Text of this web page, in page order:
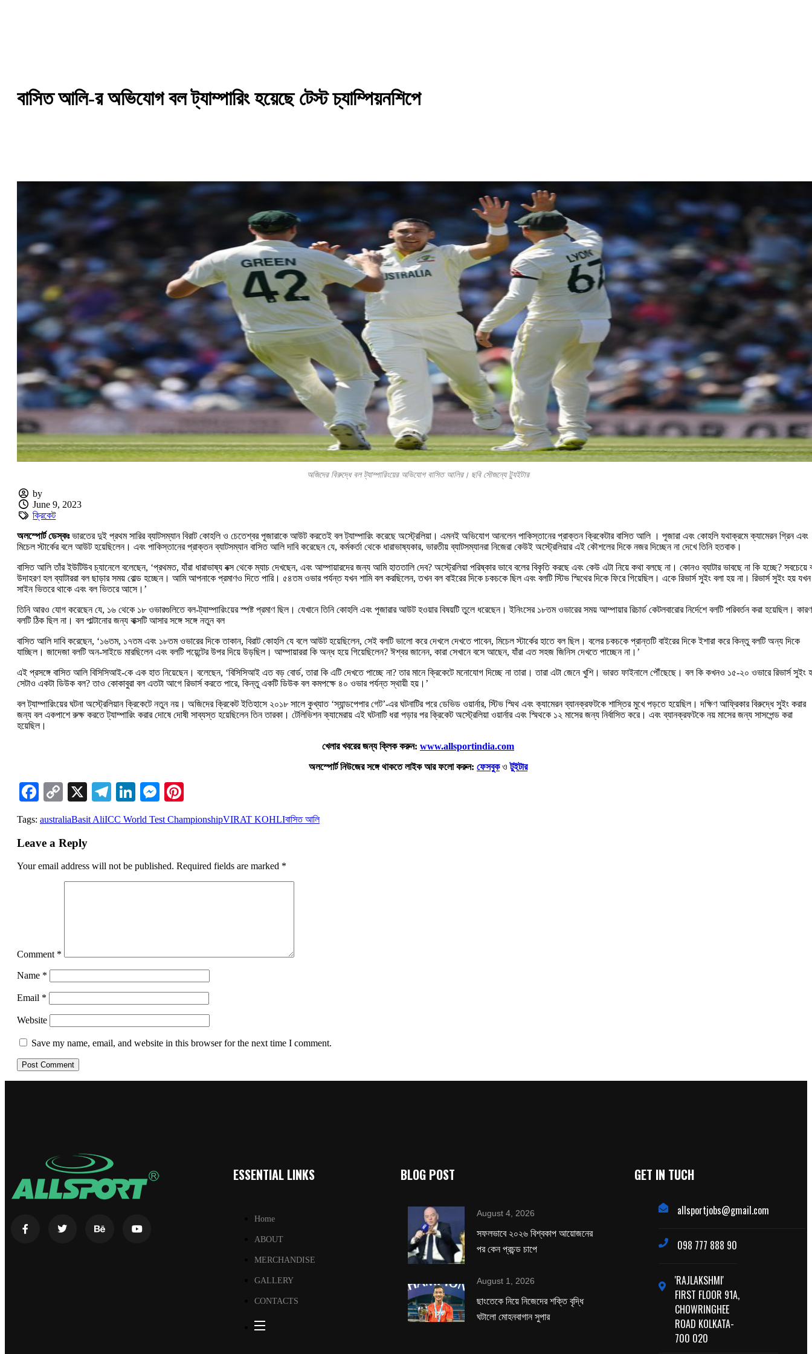
বাসিত আলি-র অভিযোগ বল ট্যাম্পারিং হয়েছে টেস্ট চ্যাম্পিয়নশিপে
অজিদের বিরুদ্ধে বল ট্যাম্পারিংয়ের অভিযোগ বাসিত আলির। ছবি সৌজন্যে ট্যুইটার
by
June 9, 2023
ক্রিকেট
অলস্পোর্ট ডেস্কঃভারতের দুই প্রথম সারির ব্যাটসম্যান বিরাট কোহলি ও চেতেশ্বর পূজারাকে আউট করতেই বল ট্যাম্পারিং করেছে অস্ট্রেলিয়া। এমনই অভিযোগ আনলেন পাকিস্তানের প্রাক্তন ক্রিকেটার বাসিত আলি । পূজারা এবং কোহলি যথাক্রমে ক্যামেরন গ্রিন এবং
মিচেল স্টার্কের বলে আউট হয়েছিলেন। এবং পাকিস্তানের প্রাক্তন ব্যাটসম্যান বাসিত আলি দাবি করেছেন যে, কর্মকর্তা থেকে ধারাভাষ্যকার, ভারতীয় ব্যাটসম্যানরা নিজেরা কেউই অস্ট্রেলিয়ার এই কৌশলের দিকে নজর দিচ্ছেন না দেখে তিনি হতবাক।
বাসিত আলি তাঁর ইউটিউব চ্যানেলে বলেছেন, ‘প্রথমত, যাঁরা ধারাভাষ্য বক্স থেকে ম্যাচ দেখছেন, এবং আম্পায়ারদের জন্য আমি হাততালি দেব? অস্ট্রেলিয়া পরিষ্কার ভাবে বলের বিকৃতি করছে এবং কেউ এটা নিয়ে কথা বলছে না। কোনও ব্যাটার ভাবছে না কি হচ্ছে? সবচেয়ে
উদাহরণ হল ব্যাটাররা বল ছাড়ার সময় বোল্ড হচ্ছেন। আমি আপনাকে প্রমাণও দিতে পারি। ৫৪তম ওভার পর্যন্ত যখন শামি বল করছিলেন, তখন বল বাইরের দিকে চকচকে ছিল এবং বলটি স্টিভ স্মিথের দিকে ফিরে গিয়েছিল। একে রিভার্স সুইং বলা হয় না। রিভার্স সুইং হয় যখন
সাইন ভিতরে থাকে এবং বল ভিতরে আসে।’
তিনি আরও যোগ করেছেন যে, ১৬ থেকে ১৮ ওভারগুলিতে বল-ট্যাম্পারিংয়ের স্পষ্ট প্রমাণ ছিল। যেখানে তিনি কোহলি এবং পূজারার আউট হওয়ার বিষয়টি তুলে ধরেছেন। ইনিংসের ১৮তম ওভারের সময় আম্পায়ার রিচার্ড কেটলবারোর নির্দেশে বলটি পরিবর্তন করা হয়েছিল। কারণ
বলটি ঠিক ছিল না। বল পাল্টানোর জন্য বাক্সটি আসার সঙ্গে সঙ্গে নতুন বল
বাসিত আলি দাবি করেছেন, ‘১৬তম, ১৭তম এবং ১৮তম ওভারের দিকে তাকান, বিরাট কোহলি যে বলে আউট হয়েছিলেন, সেই বলটি ভালো করে দেখলে দেখতে পাবেন, মিচেল স্টার্কের হাতে বল ছিল। বলের চকচকে প্রান্তটি বাইরের দিকে ইশারা করে কিন্তু বলটি অন্য দিকে
যাচ্ছিল। জাদেজা বলটি অন-সাইডে মারছিলেন এবং বলটি পয়েন্টের উপর দিয়ে উড়ছিল। আম্পায়াররা কি অন্ধ হয়ে গিয়েছিলেন? ঈশ্বর জানেন, কারা সেখানে বসে আছেন, যাঁরা এত সহজ জিনিস দেখতে পাচ্ছেন না।’
এই প্রসঙ্গে বাসিত আলি বিসিসিআই-কে এক হাত নিয়েছেন। বলেছেন, ‘বিসিসিআই এত বড় বোর্ড, তারা কি এটি দেখতে পাচ্ছে না? তার মানে ক্রিকেটে মনোযোগ দিচ্ছে না তারা। তারা এটা জেনে খুশি। ভারত ফাইনালে পৌঁছেছে। বল কি কখনও ১৫-২০ ওভারে রিভার্স সুইং
সেটাও একটা ডিউক বল? তাও কোকাবুরা বল এতটা আগে রিভার্স করতে পারে, কিন্তু একটি ডিউক বল কমপক্ষে ৪০ ওভার পর্যন্ত স্থায়ী হয়।’
বল ট্যাম্পারিংয়ের ঘটনা অস্ট্রেলিয়ান ক্রিকেটে নতুন নয়। অজিদের ক্রিকেট ইতিহাসে ২০১৮ সালে কুখ্যাত ‘স্যান্ডপেপার গেট’-এর ঘটনাটির পরে ডেভিড ওয়ার্নার, স্টিভ স্মিথ এবং ক্যামেরন ব্যানক্রফটকে শাস্তির মুখে পড়তে হয়েছিল। দক্ষিণ আফ্রিকার বিরুদ্ধে সুইং করার
জন্য বল একপাশে রুক্ষ করতে ট্যাম্পারিং করার দোষে দোষী সাব্যস্ত হয়েছিলেন তিন তারকা। টেলিভিশন ক্যামেরায় এই ঘটনাটি ধরা পড়ার পর ক্রিকেট অস্ট্রেলিয়া ওয়ার্নার এবং স্মিথকে ১২ মাসের জন্য নির্বাসিত করে। এবং ব্যানক্রফটকে নয় মাসের জন্য সাসপেন্ড করা
হয়েছিল।
খেলার খবরের জন্য ক্লিক করুন: www.allsportindia.com
অলস্পোর্ট নিউজের সঙ্গে থাকতে লাইক আর ফলো করুন: ফেসবুকওটুইটার
Facebook
Copy
Link
X Telegram
LinkedIn
Messenger
Tags: australiaBasit AliICC World Test ChampionshipVIRAT KOHLIবাসিত আলি
Leave a Reply
Your email address will not be published. Required fields are marked *
Comment *
Name *
Email *
Website
Save my name, email, and website in this browser for the next time I comment.
ESSENTIAL LINKS
Home
ABOUT
MERCHANDISE
GALLERY
CONTACTS
BLOG POST
August 4, 2026
সফলভাবে ২০২৬ বিশ্বকাপ আয়োজনের
পর কেন প্রচন্ড চাপে
August 1, 2026
ছাংতেকে নিয়ে নিজেদের শক্তি বৃদ্ধি
ঘটালো মোহনবাগান সুপার
GET IN TUCH
allsportjobs@gmail.com
098 777 888 90
'RAJLAKSHMI'
FIRST FLOOR 91A,
CHOWRINGHEE
ROAD KOLKATA-
700 020